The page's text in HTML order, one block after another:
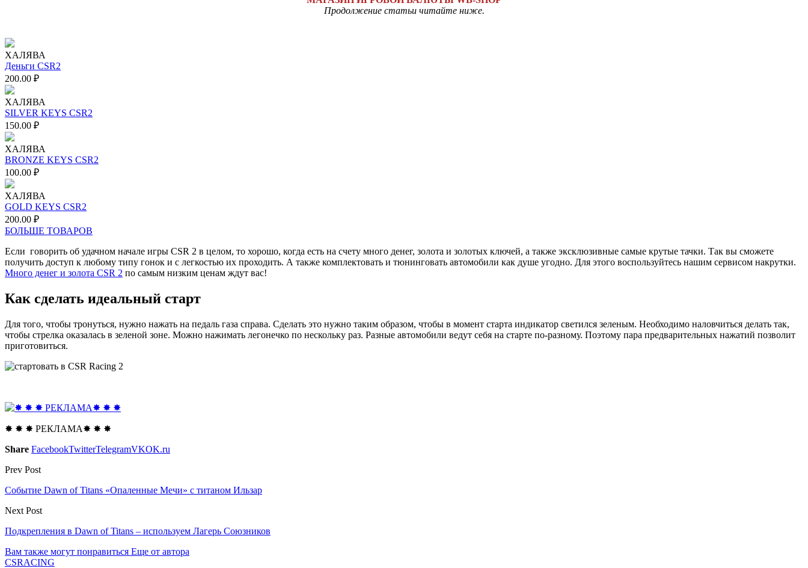
Продолжение статьи читайте ниже.
ХАЛЯВА
Деньги CSR2
200.00 ₽
ХАЛЯВА
SILVER KEYS CSR2
150.00 ₽
ХАЛЯВА
BRONZE KEYS CSR2
100.00 ₽
ХАЛЯВА
GOLD KEYS CSR2
200.00 ₽
БОЛЬШЕ ТОВАРОВ
Если говорить об удачном начале игры CSR 2 в целом, то хорошо, когда есть на счету много денег, золота и золотых ключей, а также эксклюзивные самые крутые тачки. Так вы сможете
получить доступ к любому типу гонок и с легкостью их проходить. А также комплектовать и тюнинговать автомобили как душе угодно. Для этого воспользуйтесь нашим сервисом накрутки.
Много денег и золота CSR 2 по самым низким ценам ждут вас!
Как сделать идеальный старт
Для того, чтобы тронуться, нужно нажать на педаль газа справа. Сделать это нужно таким образом, чтобы в момент старта индикатор светился зеленым. Необходимо наловчиться делать так,
чтобы стрелка оказалась в зеленой зоне. Можно нажимать легонечко по нескольку раз. Разные автомобили ведут себя на старте по-разному. Поэтому пара предварительных нажатий позволит
приготовиться.
✸ ✸ ✸ РЕКЛАМА✸ ✸ ✸
Share FacebookTwitterTelegramVKOK.ru
Prev Post
Событие Dawn of Titans «Опаленные Мечи» с титаном Ильзар
Next Post
Подкрепления в Dawn of Titans – используем Лагерь Союзников
Вам также могут понравиться Еще от автора
CSRACING